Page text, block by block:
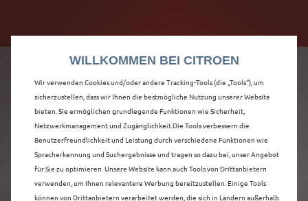
ENTDECKEN SIE ALLE
Ë-C3 AIRCROSS
WILLKOMMEN BEI CITROEN
Wir verwenden Cookies und/oder andere Tracking-Tools (die „Tools“), um
sicherzustellen, dass wir Ihnen die bestmögliche Nutzung unserer Website
bieten. Sie ermöglichen grundlegende Funktionen wie Sicherheit,
Netzwerkmanagement und Zugänglichkeit.Die Tools verbessern die
Benutzerfreundlichkeit und Leistung durch verschiedene Funktionen wie
Spracherkennung und Suchergebnisse und tragen so dazu bei, unser Angebot
für Sie zu optimieren. Unsere Website kann auch Tools von Drittanbietern
verwenden, um Ihnen relevantere Werbung bereitzustellen. Einige Tools
können von Drittanbietern verarbeitet werden, die sich in Ländern außerhalb